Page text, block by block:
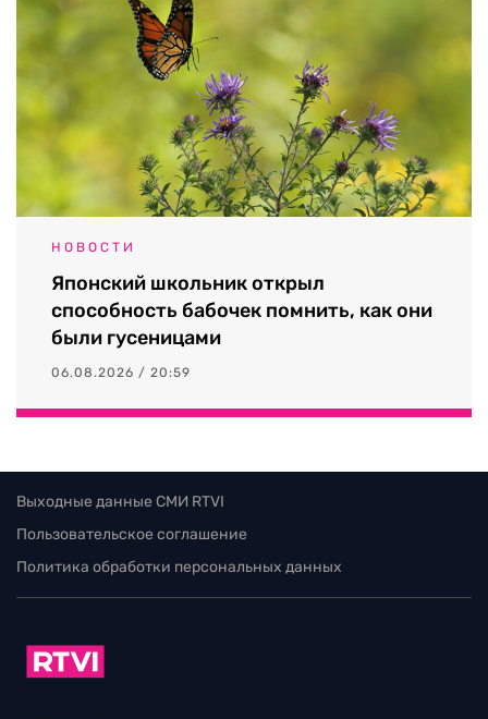
НОВОСТИ
Японский школьник открыл
способность бабочек помнить, как они
были гусеницами
06.08.2026 / 20:59
Выходные данные СМИ RTVI
Пользовательское соглашение
Политика обработки персональных данных